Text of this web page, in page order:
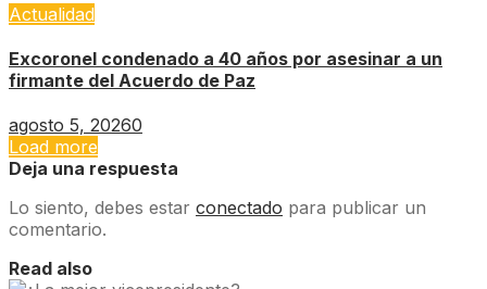
Actualidad
Excoronel condenado a 40 años por asesinar a un
firmante del Acuerdo de Paz
agosto 5, 20260
Load more
Deja una respuesta
Lo siento, debes estar conectado para publicar un
comentario.
Read also